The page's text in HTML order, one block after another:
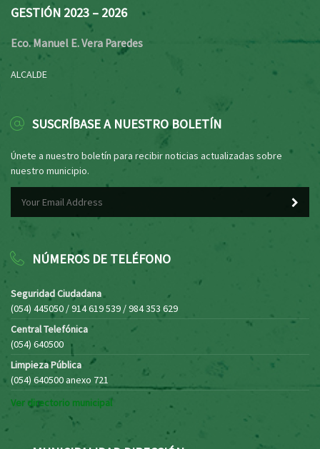
GESTIÓN 2023 – 2026
Eco. Manuel E. Vera Paredes
ALCALDE
SUSCRÍBASE A NUESTRO BOLETÍN
Únete a nuestro boletín para recibir noticias actualizadas sobre
nuestro municipio.
NÚMEROS DE TELÉFONO
Seguridad Ciudadana
(054) 445050 / 914 619 539 / 984 353 629
Central Telefónica
(054) 640500
Limpieza Pública
(054) 640500 anexo 721
Ver directorio municipal